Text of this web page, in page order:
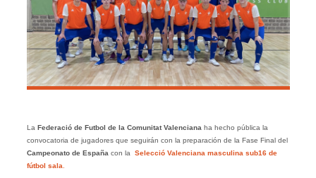
La Federació de Futbol de la Comunitat Valencianaha hecho pública la
convocatoria de jugadores que seguirán con la preparación de la Fase Final del
Campeonato de España con la Selecció Valenciana masculina sub16 de
fútbol sala.